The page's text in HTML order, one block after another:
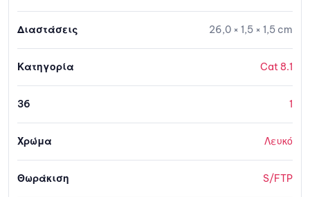
Διαστάσεις 26,0 × 1,5 × 1,5 cm
Κατηγορία Cat 8.1
36 1
Χρώμα Λευκό
Θωράκιση S/FTP